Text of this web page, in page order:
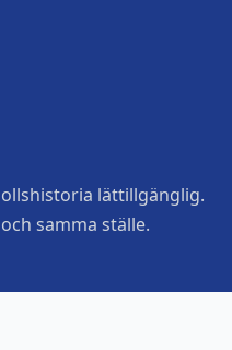
lättillgänglig.
samma ställe.